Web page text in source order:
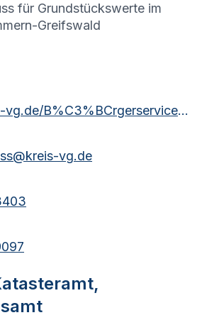
für Grundstückswerte im
Greifswald
https://www.kreis-vg.de/B%C3%BCrgerservice/Kataster-und-Vermessung/Gutachterausschuss/
vg.de